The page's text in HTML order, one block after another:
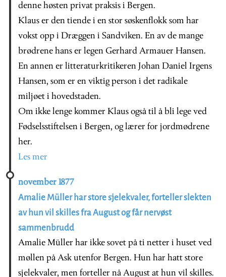
denne høsten privat praksis i Bergen.
Klaus er den tiende i en stor søskenflokk som har
vokst opp i Dræggen i Sandviken. En av de mange
brødrene hans er legen Gerhard Armauer Hansen.
En annen er litteraturkritikeren Johan Daniel Irgens
Hansen, som er en viktig person i det radikale
miljøet i hovedstaden.
Om ikke lenge kommer Klaus også til å bli lege ved
Fødselsstiftelsen i Bergen, og lærer for jordmødrene
her.
Les mer
november 1877
Amalie Müller har store sjelekvaler, forteller slekten
av hun vil skilles fra August og får nervøst
sammenbrudd
Amalie Müller har ikke sovet på ti netter i huset ved
møllen på Ask utenfor Bergen. Hun har hatt store
sjelekvaler, men forteller nå August at hun vil skilles.